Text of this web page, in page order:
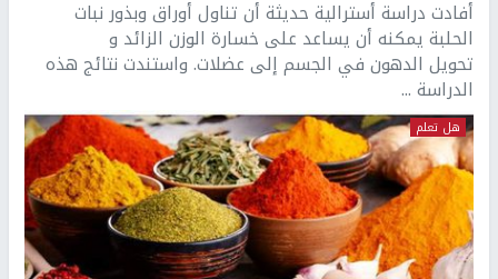
أفادت دراسة أسترالية حديثة أن تناول أوراق وبذور نبات
الحلبة يمكنه أن يساعد على خسارة الوزن الزائد و
تحويل الدهون في الجسم إلى عضلات. واستندت نتائج هذه
الدراسة ...
هل تعلم